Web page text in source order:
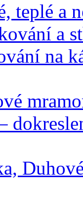
teplé a
a
na